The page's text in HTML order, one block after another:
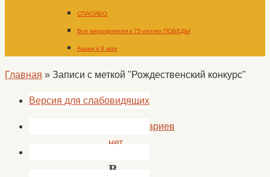
СПАСИБО
Все мероприятия к 75-летию ПОБЕДЫ
Акции к 9 мая
Главная » Записи с меткой "Рождественский конкурс"
Комментариев
нет
В
Версия для слабовидящих